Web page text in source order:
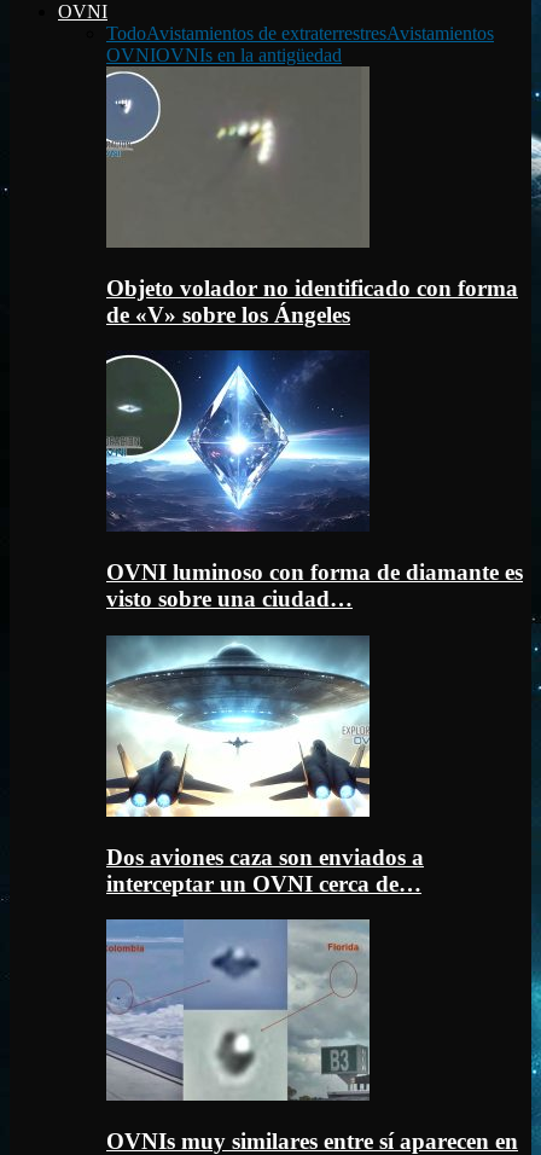
OVNI
TodoAvistamientos de extraterrestresAvistamientos
OVNIOVNIs en la antigüedad
Objeto volador no identificado con forma
de «V» sobre los Ángeles
OVNI luminoso con forma de diamante es
visto sobre una ciudad…
Dos aviones caza son enviados a
interceptar un OVNI cerca de…
OVNIs muy similares entre sí aparecen en